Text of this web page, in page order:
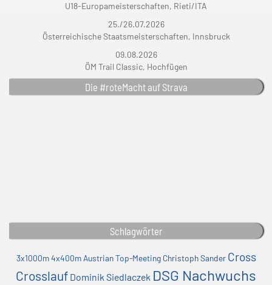
U18-Europameisterschaften, Rieti/ITA
25./26.07.2026
Österreichische Staatsmeisterschaften, Innsbruck
09.08.2026
ÖM Trail Classic, Hochfügen
Die #roteMacht auf Strava
Schlagwörter
3x1000m 4x400m Austrian Top-Meeting Christoph Sander Cross
Crosslauf Dominik Siedlaczek DSG Nachwuchs